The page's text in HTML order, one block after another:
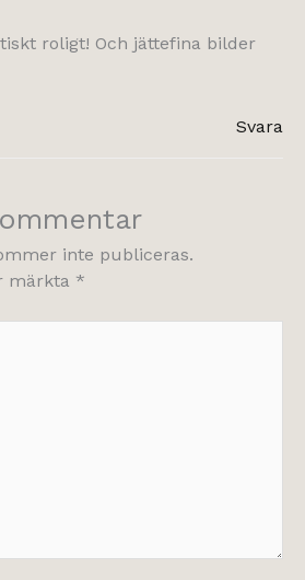
roligt! Och jättefina bilder
Svara
inte publiceras.
märkta *